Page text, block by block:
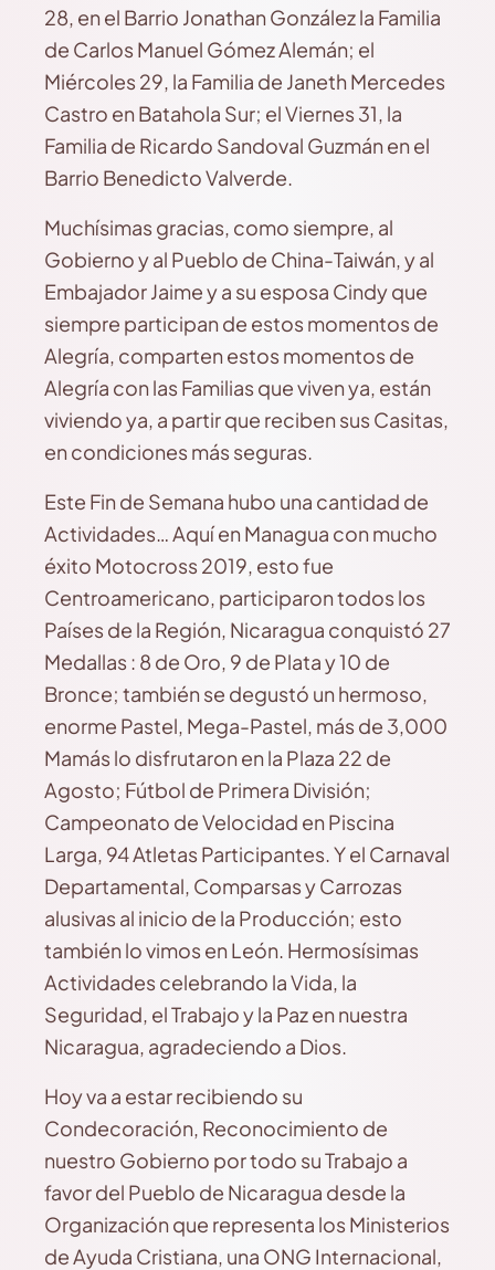
28, en el Barrio Jonathan González la Familia
de Carlos Manuel Gómez Alemán; el
Miércoles 29, la Familia de Janeth Mercedes
Castro en Batahola Sur; el Viernes 31, la
Familia de Ricardo Sandoval Guzmán en el
Barrio Benedicto Valverde.
Muchísimas gracias, como siempre, al
Gobierno y al Pueblo de China-Taiwán, y al
Embajador Jaime y a su esposa Cindy que
siempre participan de estos momentos de
Alegría, comparten estos momentos de
Alegría con las Familias que viven ya, están
viviendo ya, a partir que reciben sus Casitas,
en condiciones más seguras.
Este Fin de Semana hubo una cantidad de
Actividades… Aquí en Managua con mucho
éxito Motocross 2019, esto fue
Centroamericano, participaron todos los
Países de la Región, Nicaragua conquistó 27
Medallas : 8 de Oro, 9 de Plata y 10 de
Bronce; también se degustó un hermoso,
enorme Pastel, Mega-Pastel, más de 3,000
Mamás lo disfrutaron en la Plaza 22 de
Agosto; Fútbol de Primera División;
Campeonato de Velocidad en Piscina
Larga, 94 Atletas Participantes. Y el Carnaval
Departamental, Comparsas y Carrozas
alusivas al inicio de la Producción; esto
también lo vimos en León. Hermosísimas
Actividades celebrando la Vida, la
Seguridad, el Trabajo y la Paz en nuestra
Nicaragua, agradeciendo a Dios.
Hoy va a estar recibiendo su
Condecoración, Reconocimiento de
nuestro Gobierno por todo su Trabajo a
favor del Pueblo de Nicaragua desde la
Organización que representa los Ministerios
de Ayuda Cristiana, una ONG Internacional,